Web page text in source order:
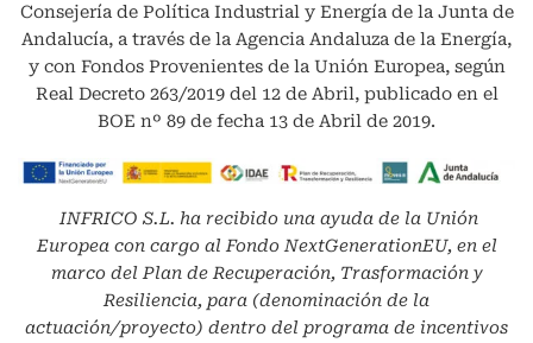
Consejería de Política Industrial y Energía de la Junta de
Andalucía, a través de la Agencia Andaluza de la Energía,
y con Fondos Provenientes de la Unión Europea, según
Real Decreto 263/2019 del 12 de Abril, publicado en el
BOE nº 89 de fecha 13 de Abril de 2019.
INFRICO S.L. ha recibido una ayuda de la Unión
Europea con cargo al Fondo NextGenerationEU, en el
marco del Plan de Recuperación, Trasformación y
Resiliencia, para (denominación de la
actuación/proyecto) dentro del programa de incentivos